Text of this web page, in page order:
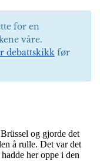
for en
våre.
debattskikk før